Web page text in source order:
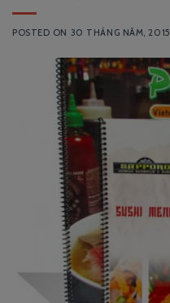
POSTED ON 30 THÁNG NĂM, 2015